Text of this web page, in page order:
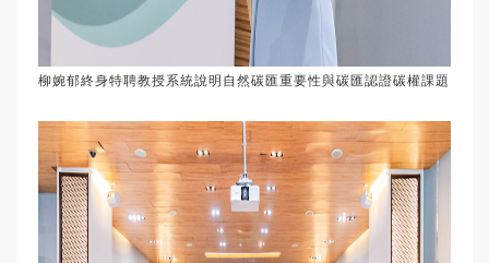
柳婉郁終身特聘教授系統說明自然碳匯重要性與碳匯認證碳權課題